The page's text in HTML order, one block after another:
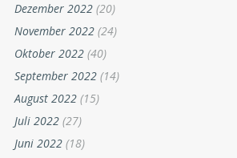
Dezember 2022 (20)
November 2022 (24)
Oktober 2022 (40)
September 2022 (14)
August 2022 (15)
Juli 2022 (27)
Juni 2022 (18)